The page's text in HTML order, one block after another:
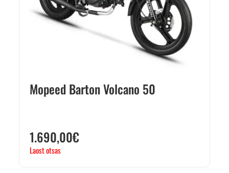
Mopeed Barton Volcano 50
1.690,00€
Laost otsas